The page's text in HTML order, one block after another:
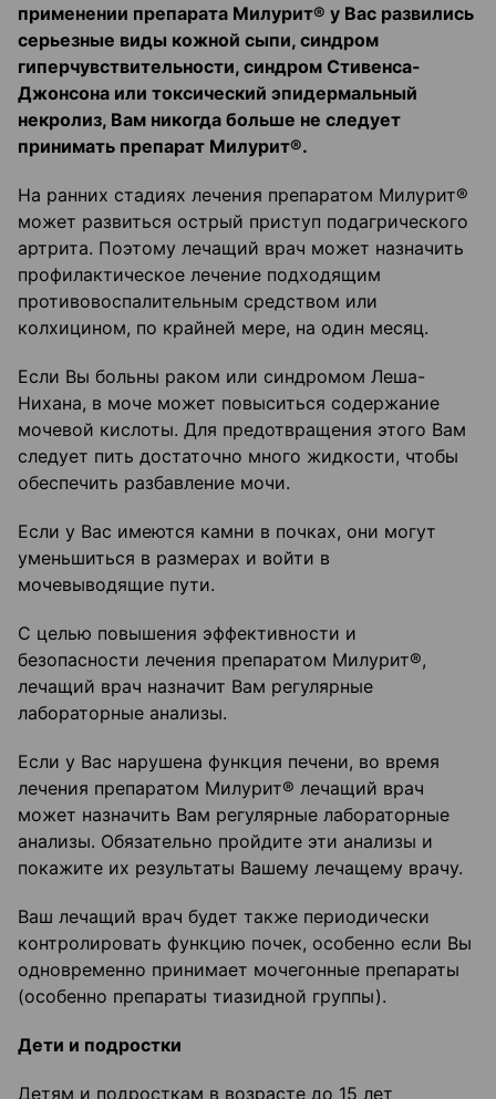
применении препарата Милурит® у Вас развились
серьезные виды кожной сыпи, синдром
гиперчувствительности, синдром Стивенса-
Джонсона или токсический эпидермальный
некролиз, Вам никогда больше не следует
принимать препарат Милурит®.
На ранних стадиях лечения препаратом Милурит®
может развиться острый приступ подагрического
артрита. Поэтому лечащий врач может назначить
профилактическое лечение подходящим
противовоспалительным средством или
колхицином, по крайней мере, на один месяц.
Если Вы больны раком или синдромом Леша-
Нихана, в моче может повыситься содержание
мочевой кислоты. Для предотвращения этого Вам
следует пить достаточно много жидкости, чтобы
обеспечить разбавление мочи.
Если у Вас имеются камни в почках, они могут
уменьшиться в размерах и войти в
мочевыводящие пути.
С целью повышения эффективности и
безопасности лечения препаратом Милурит®,
лечащий врач назначит Вам регулярные
лабораторные анализы.
Если у Вас нарушена функция печени, во время
лечения препаратом Милурит® лечащий врач
может назначить Вам регулярные лабораторные
анализы. Обязательно пройдите эти анализы и
покажите их результаты Вашему лечащему врачу.
Ваш лечащий врач будет также периодически
контролировать функцию почек, особенно если Вы
одновременно принимает мочегонные препараты
(особенно препараты тиазидной группы).
Дети и подростки
Детям и подросткам в возрасте до 15 лет